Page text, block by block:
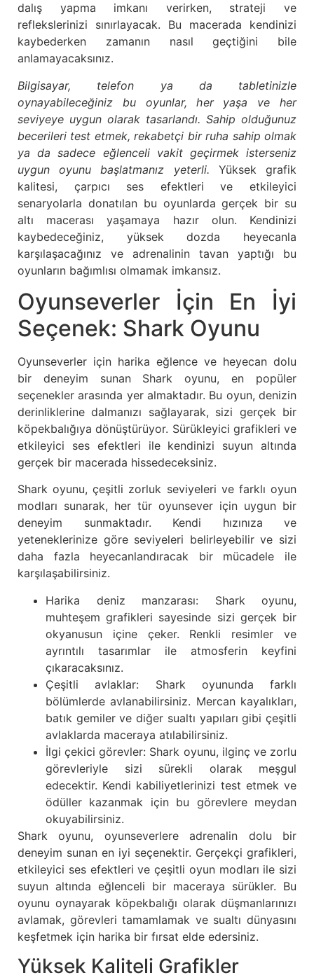
dalış yapma imkanı verirken, strateji ve
reflekslerinizi sınırlayacak. Bu macerada kendinizi
kaybederken zamanın nasıl geçtiğini bile
anlamayacaksınız.
Bilgisayar, telefon ya da tabletinizle
oynayabileceğiniz bu oyunlar, her yaşa ve her
seviyeye uygun olarak tasarlandı. Sahip olduğunuz
becerileri test etmek, rekabetçi bir ruha sahip olmak
ya da sadece eğlenceli vakit geçirmek isterseniz
uygun oyunu başlatmanız yeterli. Yüksek grafik
kalitesi, çarpıcı ses efektleri ve etkileyici
senaryolarla donatılan bu oyunlarda gerçek bir su
altı macerası yaşamaya hazır olun. Kendinizi
kaybedeceğiniz, yüksek dozda heyecanla
karşılaşacağınız ve adrenalinin tavan yaptığı bu
oyunların bağımlısı olmamak imkansız.
Oyunseverler İçin En İyi
Seçenek: Shark Oyunu
Oyunseverler için harika eğlence ve heyecan dolu
bir deneyim sunan Shark oyunu, en popüler
seçenekler arasında yer almaktadır. Bu oyun, denizin
derinliklerine dalmanızı sağlayarak, sizi gerçek bir
köpekbalığıya dönüştürüyor. Sürükleyici grafikleri ve
etkileyici ses efektleri ile kendinizi suyun altında
gerçek bir macerada hissedeceksiniz.
Shark oyunu, çeşitli zorluk seviyeleri ve farklı oyun
modları sunarak, her tür oyunsever için uygun bir
deneyim sunmaktadır. Kendi hızınıza ve
yeteneklerinize göre seviyeleri belirleyebilir ve sizi
daha fazla heyecanlandıracak bir mücadele ile
karşılaşabilirsiniz.
Harika deniz manzarası: Shark oyunu,
muhteşem grafikleri sayesinde sizi gerçek bir
okyanusun içine çeker. Renkli resimler ve
ayrıntılı tasarımlar ile atmosferin keyfini
çıkaracaksınız.
Çeşitli avlaklar: Shark oyununda farklı
bölümlerde avlanabilirsiniz. Mercan kayalıkları,
batık gemiler ve diğer sualtı yapıları gibi çeşitli
avlaklarda maceraya atılabilirsiniz.
İlgi çekici görevler: Shark oyunu, ilginç ve zorlu
görevleriyle sizi sürekli olarak meşgul
edecektir. Kendi kabiliyetlerinizi test etmek ve
ödüller kazanmak için bu görevlere meydan
okuyabilirsiniz.
Shark oyunu, oyunseverlere adrenalin dolu bir
deneyim sunan en iyi seçenektir. Gerçekçi grafikleri,
etkileyici ses efektleri ve çeşitli oyun modları ile sizi
suyun altında eğlenceli bir maceraya sürükler. Bu
oyunu oynayarak köpekbalığı olarak düşmanlarınızı
avlamak, görevleri tamamlamak ve sualtı dünyasını
keşfetmek için harika bir fırsat elde edersiniz.
Yüksek Kaliteli Grafikler